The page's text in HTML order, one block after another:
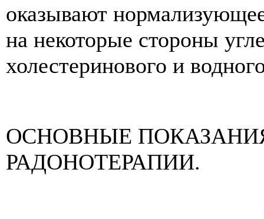
оказывают
на некоторые стороны
холестеринового и
ОСНОВНЫЕ
РАДОНОТЕРАПИИ.